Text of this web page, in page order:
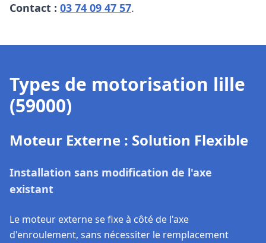
Contact : 03 74 09 47 57.
Types de motorisation lille
(59000)
Moteur Externe : Solution Flexible
Installation sans modification de l'axe
existant
Le moteur externe se fixe à côté de l'axe
d'enroulement, sans nécessiter le remplacement